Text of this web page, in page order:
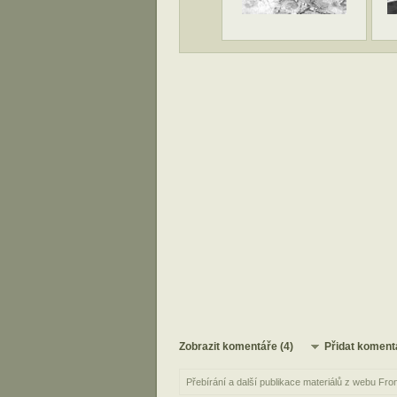
Zobrazit komentáře (4) Přidat
Přebírání a další publikace materiálů z webu